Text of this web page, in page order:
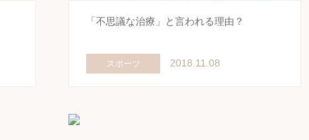
「不思議な治療」と言われる理由？
スポーツ 2018.11.08